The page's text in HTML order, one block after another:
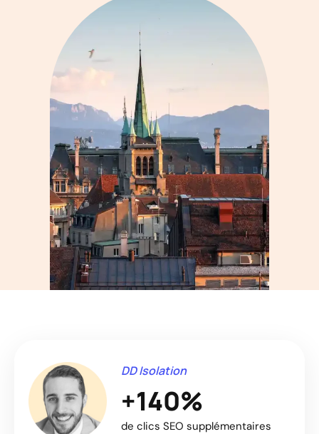
DD Isolation
+140%
de clics SEO supplémentaires